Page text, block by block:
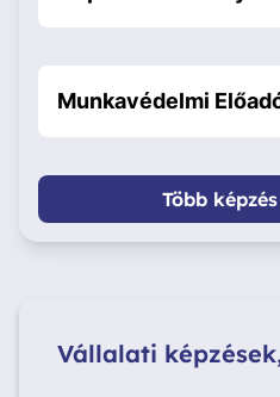
Munkavédelmi
Több
Vállalati